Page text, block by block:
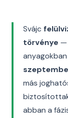
Svájc
törvénye —
más
abban a